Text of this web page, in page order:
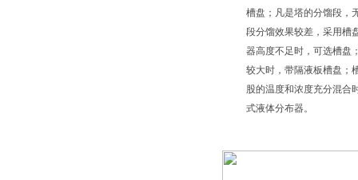
槽盘；凡是塔的分馏段，
段分馏效果较差，采用槽
器高度不足时，可选槽盘
较大时，带隔液板槽盘；
股的温度和浓度充分混合
式液体分布器。